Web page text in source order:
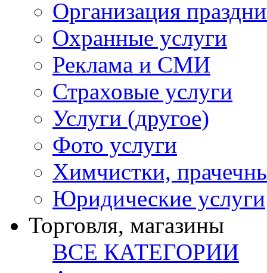
Организация
Охранные услуги
Реклама и СМИ
Страховые услуги
Услуги (другое)
Фото услуги
Химчистки,
Юридические услуги
Торговля, магазины
ВСЕ КАТЕГОРИИ